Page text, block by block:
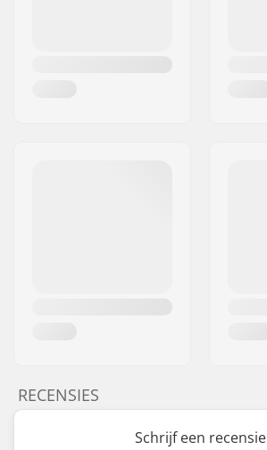
RECENSIES
Schrijf een recensie